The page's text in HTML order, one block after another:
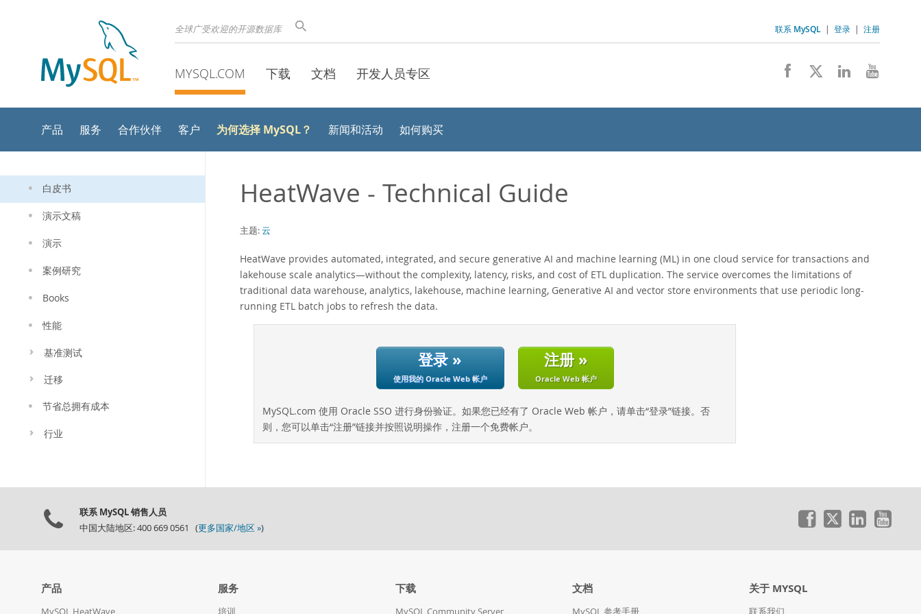
全球广受欢迎的开源数据库 联系 MySQL | 登录 | 注册
MYSQL.COM 下载 文档 开发人员专区
产品 服务 合作伙伴 客户 为何选择 MySQL？ 新闻和活动 如何购买
白皮书
演示文稿
演示
案例研究
Books
性能
基准测试
迁移
节省总拥有成本
行业
HeatWave - Technical Guide
主题:云
HeatWave provides automated, integrated, and secure generative AI and machine learning (ML) in one cloud service for transactions and
lakehouse scale analytics—without the complexity, latency, risks, and cost of ETL duplication. The service overcomes the limitations of
traditional data warehouse, analytics, lakehouse, machine learning, Generative AI and vector store environments that use periodic long-
running ETL batch jobs to refresh the data.
登录 »
使用我的 Oracle Web 帐户
注册 »
Oracle Web 帐户
MySQL.com 使用 Oracle SSO 进行身份验证。如果您已经有了 Oracle Web 帐户，请单击“登录”链接。否
则，您可以单击“注册”链接并按照说明操作，注册一个免费帐户。
联系 MySQL 销售人员
中国大陆地区: 400 669 0561 (更多国家/地区 »)
产品
MySQL HeatWave
服务
培训
下载
MySQL Community Server
文档
MySQL 参考手册
关于 MYSQL
联系我们